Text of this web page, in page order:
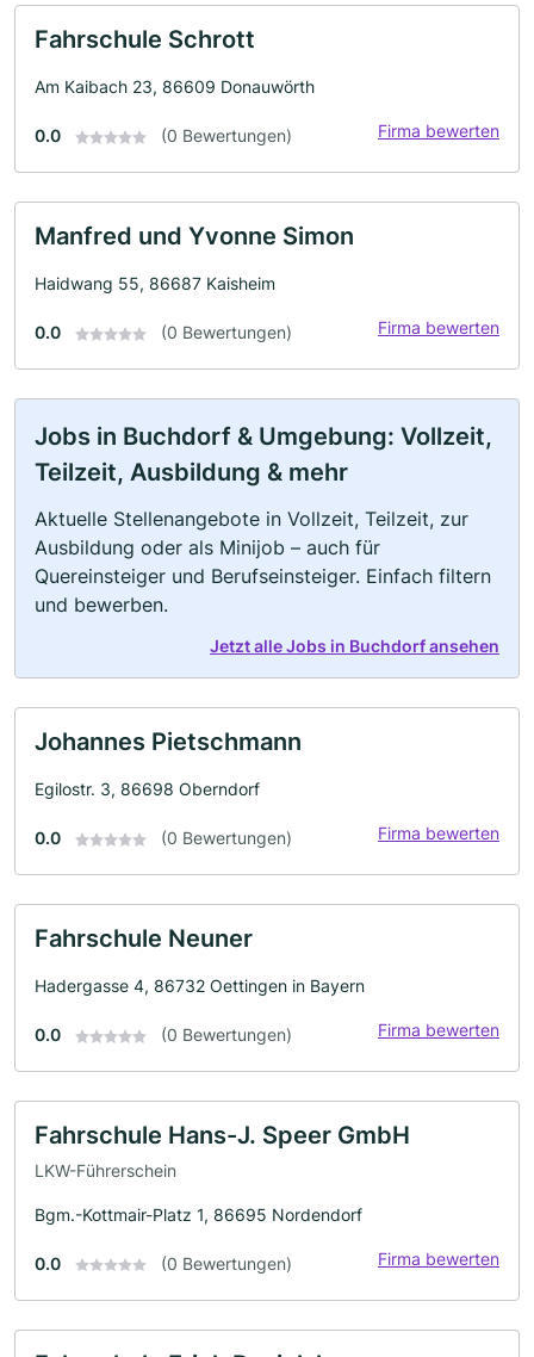
Fahrschule Schrott
Am Kaibach 23, 86609 Donauwörth
0.0 (0 Bewertungen) Firma bewerten
Manfred und Yvonne Simon
Haidwang 55, 86687 Kaisheim
0.0 (0 Bewertungen) Firma bewerten
Jobs in Buchdorf & Umgebung: Vollzeit,
Teilzeit, Ausbildung & mehr
Aktuelle Stellenangebote in Vollzeit, Teilzeit, zur
Ausbildung oder als Minijob – auch für
Quereinsteiger und Berufseinsteiger. Einfach filtern
und bewerben.
Jetzt alle Jobs in Buchdorf ansehen
Johannes Pietschmann
Egilostr. 3, 86698 Oberndorf
0.0 (0 Bewertungen) Firma bewerten
Fahrschule Neuner
Hadergasse 4, 86732 Oettingen in Bayern
0.0 (0 Bewertungen) Firma bewerten
Fahrschule Hans-J. Speer GmbH
LKW-Führerschein
Bgm.-Kottmair-Platz 1, 86695 Nordendorf
0.0 (0 Bewertungen) Firma bewerten